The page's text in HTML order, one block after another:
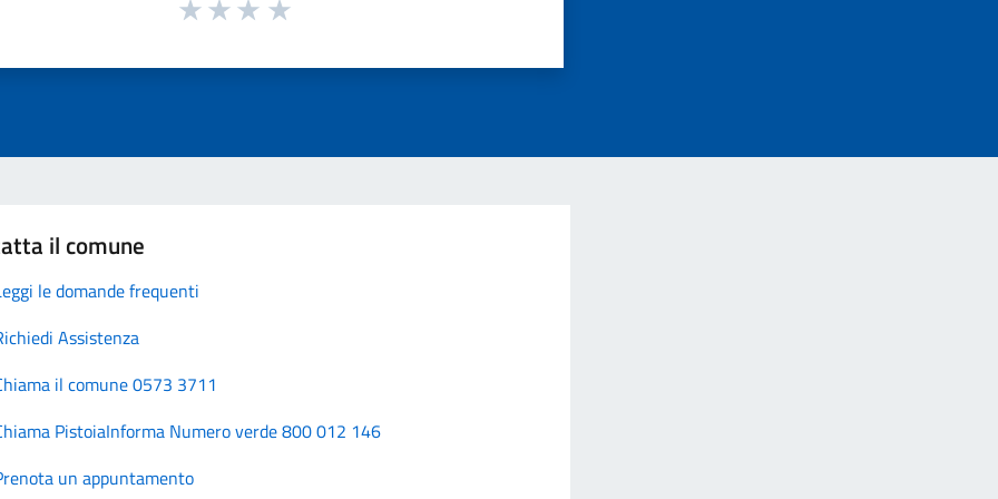
il comune
le domande frequenti
Assistenza
il comune 0573 3711
PistoiaInforma Numero verde 800 012 146
un appuntamento